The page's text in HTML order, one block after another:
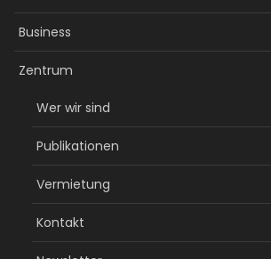
Business
Zentrum
Wer wir sind
Publikationen
Vermietung
Kontakt